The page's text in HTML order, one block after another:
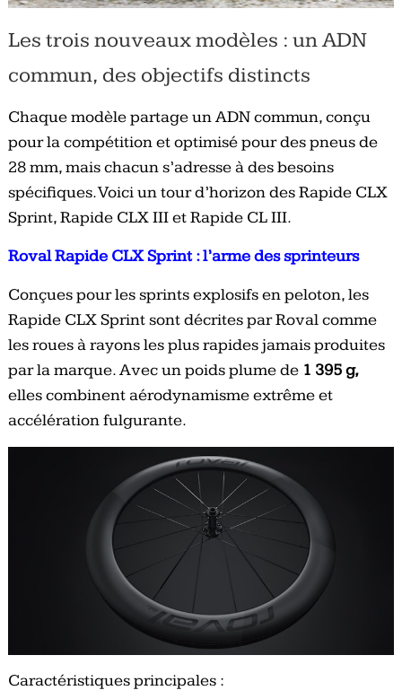
Les trois nouveaux modèles : un ADN
commun, des objectifs distincts
Chaque modèle partage un ADN commun, conçu
pour la compétition et optimisé pour des pneus de
28 mm, mais chacun s’adresse à des besoins
spécifiques. Voici un tour d’horizon des Rapide CLX
Sprint, Rapide CLX III et Rapide CL III.
Roval Rapide CLX Sprint : l’arme des sprinteurs
Conçues pour les sprints explosifs en peloton, les
Rapide CLX Sprint sont décrites par Roval comme
les roues à rayons les plus rapides jamais produites
par la marque. Avec un poids plume de 1 395 g,
elles combinent aérodynamisme extrême et
accélération fulgurante.
Caractéristiques principales :